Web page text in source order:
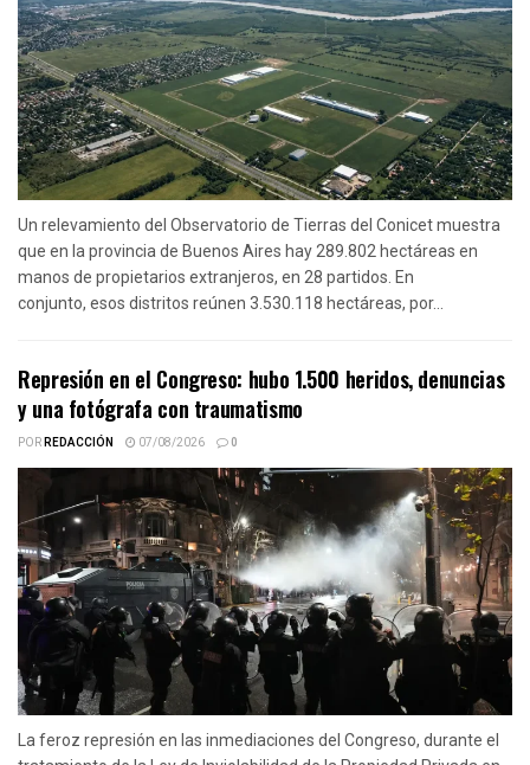
Un relevamiento del Observatorio de Tierras del Conicet muestra
que en la provincia de Buenos Aires hay 289.802 hectáreas en
manos de propietarios extranjeros, en 28 partidos. En
conjunto, esos distritos reúnen 3.530.118 hectáreas, por...
Represión en el Congreso: hubo 1.500 heridos, denuncias
y una fotógrafa con traumatismo
PORREDACCIÓN 07/08/2026 0
La feroz represión en las inmediaciones del Congreso, durante el